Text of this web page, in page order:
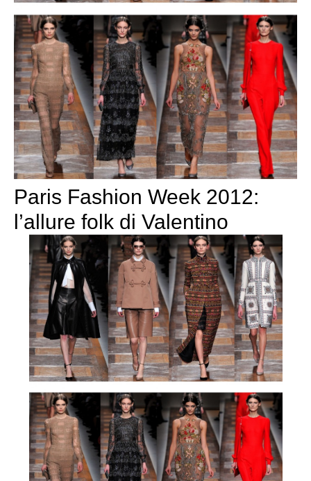
Paris Fashion Week 2012:
l’allure folk di Valentino